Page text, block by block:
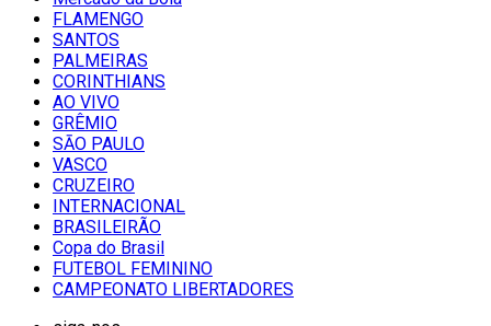
FLAMENGO
SANTOS
PALMEIRAS
CORINTHIANS
AO VIVO
GRÊMIO
SĀO PAULO
VASCO
CRUZEIRO
INTERNACIONAL
BRASILEIRÃO
Copa do Brasil
FUTEBOL FEMININO
CAMPEONATO LIBERTADORES